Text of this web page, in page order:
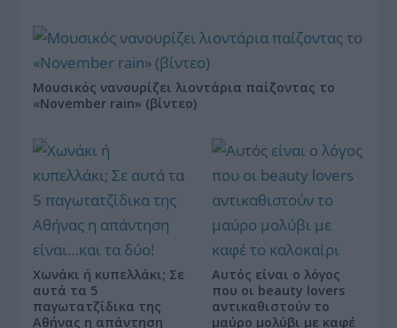
Μουσικός νανουρίζει λιοντάρια παίζοντας το
«November rain» (βίντεο)
Χωνάκι ή κυπελλάκι; Σε
αυτά τα 5
παγωτατζίδικα της
Αθήνας η απάντηση
Αυτός είναι ο λόγος
που οι beauty lovers
αντικαθιστούν το
μαύρο μολύβι με καφέ